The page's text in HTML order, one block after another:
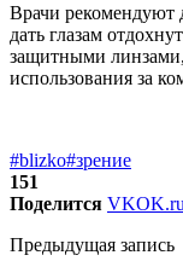
Врачи рекомендуют
дать глазам
защитными
использования за
#blizko#зрение
151
Поделится VKOK.ru
Предыдущая запись